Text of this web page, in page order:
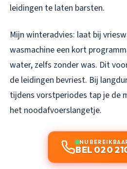
leidingen te laten barsten.
Mijn winteradvies: laat bij
wasmachine een kort
water, zelfs zonder was. Dit
de leidingen bevriest. Bij
tijdens vorstperiodes tap je de
het noodafvoerslangetje.
NU
BEL 020